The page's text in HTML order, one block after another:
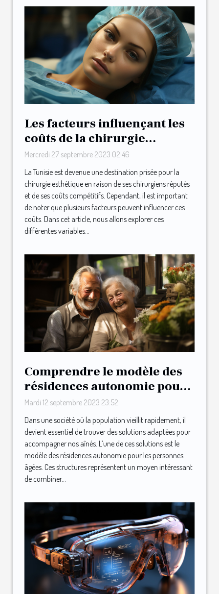
Les facteurs influençant les
coûts de la chirurgie
esthétique en Tunisie
Mercredi 27 septembre 2023 02:46
La Tunisie est devenue une destination prisée pour la
chirurgie esthétique en raison de ses chirurgiens réputés
et de ses coûts compétitifs. Cependant, il est important
de noter que plusieurs facteurs peuvent influencer ces
coûts. Dans cet article, nous allons explorer ces
différentes variables...
Comprendre le modèle des
résidences autonomie pour
les personnes âgées
Mardi 12 septembre 2023 23:52
Dans une société où la population vieillit rapidement, il
devient essentiel de trouver des solutions adaptées pour
accompagner nos aînés. L’une de ces solutions est le
modèle des résidences autonomie pour les personnes
âgées. Ces structures représentent un moyen intéressant
de combiner...